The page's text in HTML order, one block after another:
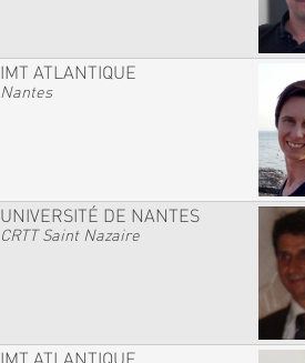
IMT ATLANTIQUE
Nantes
UNIVERSITÉ DE NANTES
CRTT Saint Nazaire
IMT ATLANTIQUE